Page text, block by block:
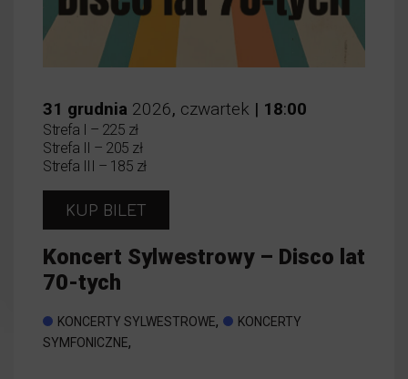
31 grudnia 2026, czwartek | 18:00
Strefa I – 225 zł
Strefa II – 205 zł
Strefa III – 185 zł
KUP BILET
Koncert Sylwestrowy – Disco lat
70-tych
KONCERTY SYLWESTROWE,
KONCERTY
SYMFONICZNE,